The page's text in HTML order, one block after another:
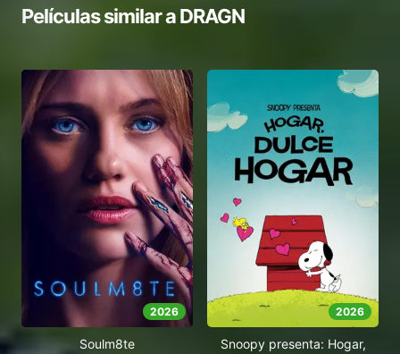
Películas similar aDRAGN
2026
Soulm8te
2026
Snoopy presenta: Hogar,